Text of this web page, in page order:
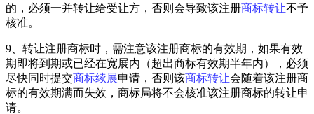
的，必须一并转让给受让方，否则会导致该注册商标转让不予
核准。
9、转让注册商标时，需注意该注册商标的有效期，如果有效
期即将到期或已经在宽展内（超出商标有效期半年内），必须
尽快同时提交商标续展申请，否则该商标转让会随着该注册商
标的有效期满而失效，商标局将不会核准该注册商标的转让申
请。